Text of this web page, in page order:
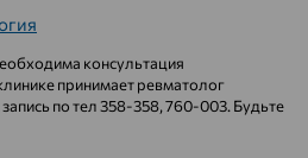
консультация
принимает ревматолог
по тел 358-358, 760-003. Будьте